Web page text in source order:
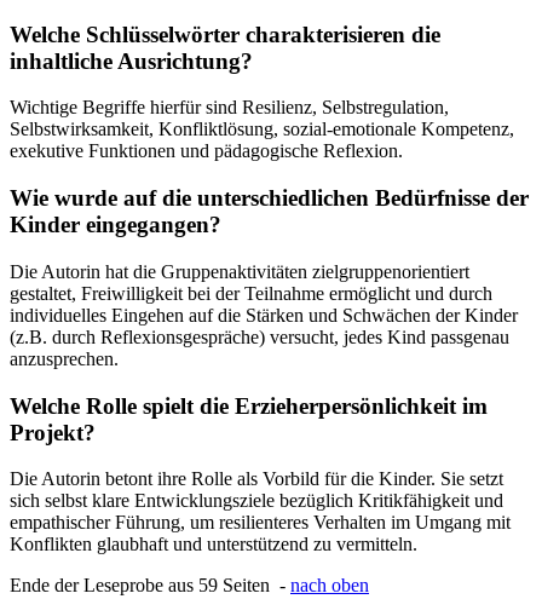
Welche Schlüsselwörter charakterisieren die
inhaltliche Ausrichtung?
Wichtige Begriffe hierfür sind Resilienz, Selbstregulation,
Selbstwirksamkeit, Konfliktlösung, sozial-emotionale Kompetenz,
exekutive Funktionen und pädagogische Reflexion.
Wie wurde auf die unterschiedlichen Bedürfnisse der
Kinder eingegangen?
Die Autorin hat die Gruppenaktivitäten zielgruppenorientiert
gestaltet, Freiwilligkeit bei der Teilnahme ermöglicht und durch
individuelles Eingehen auf die Stärken und Schwächen der Kinder
(z.B. durch Reflexionsgespräche) versucht, jedes Kind passgenau
anzusprechen.
Welche Rolle spielt die Erzieherpersönlichkeit im
Projekt?
Die Autorin betont ihre Rolle als Vorbild für die Kinder. Sie setzt
sich selbst klare Entwicklungsziele bezüglich Kritikfähigkeit und
empathischer Führung, um resilienteres Verhalten im Umgang mit
Konflikten glaubhaft und unterstützend zu vermitteln.
Ende der Leseprobe aus 59 Seiten - nach oben